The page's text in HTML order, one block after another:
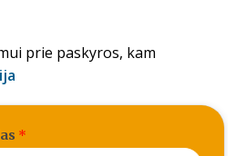
prie paskyros, kam
*